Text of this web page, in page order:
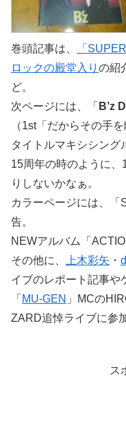
巻頭記事は、 「
ロックの殿堂入り の紹
ど。
次ページには、「 B’z
（1st「だからその手
タイトルマキシシング
15周年の時のように
りしないかなぁ。
カラーページには、
告。
NEWアルバム「
その他に、
上木彩矢 ・
イブのレポート記事や
「 MU-GEN 」MCの
ZARD追悼ライブに参
ス